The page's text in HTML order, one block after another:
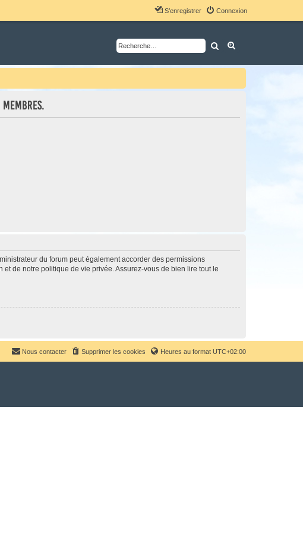
Connexion
S’enregistrer
Rechercher
du forum peut également accorder des permissions
de notre politique de vie privée. Assurez-vous de bien lire tout le
Heures au format UTC+02:00
Supprimer les cookies
Nous contacter